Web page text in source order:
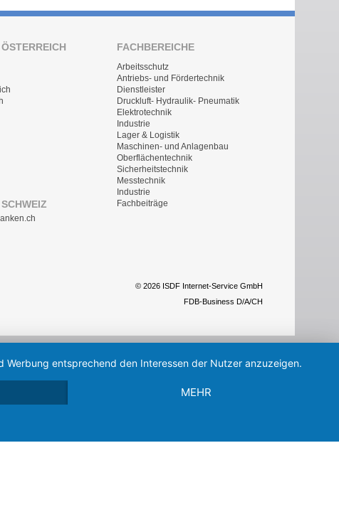
FACHBEREICHE
Arbeitsschutz
Antriebs- und Fördertechnik
Dienstleister
Druckluft- Hydraulik- Pneumatik
Elektrotechnik
Industrie
Lager & Logistik
Maschinen- und Anlagenbau
Oberflächentechnik
Sicherheitstechnik
Messtechnik
Industrie
Fachbeiträge
© 2026 ISDF Internet-Service GmbH
FDB-Business D/A/CH
entsprechend den Interessen der Nutzer anzuzeigen.
MEHR